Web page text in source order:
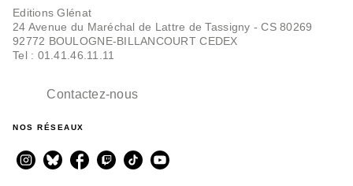
Editions Glénat
24 Avenue du Maréchal de Lattre de Tassigny - CS 80269
92772 BOULOGNE-BILLANCOURT CEDEX
Tel : 01.41.46.11.11
Contactez-nous
NOS RÉSEAUX